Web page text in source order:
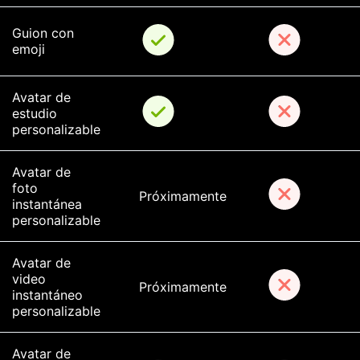
Guion con
emoji
Avatar de
estudio
personalizable
Avatar de
foto
instantánea
personalizable
Próximamente
Avatar de
video
instantáneo
personalizable
Próximamente
Avatar de